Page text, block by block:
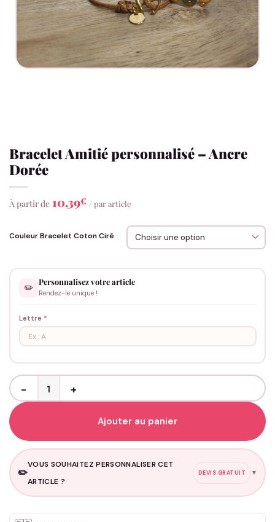
Bracelet Amitié personnalisé – Ancre
Dorée
À partir de 10,39€ / par article
Couleur Bracelet Coton Ciré
✏️
Personnalisez votre article
Rendez-le unique !
Lettre *
quantité de Bracelet Amitié personnalisé - Ancre Dorée
Ajouter au panier
✏️
VOUS SOUHAITEZ PERSONNALISER CET
ARTICLE ?
DEVIS GRATUIT ▼